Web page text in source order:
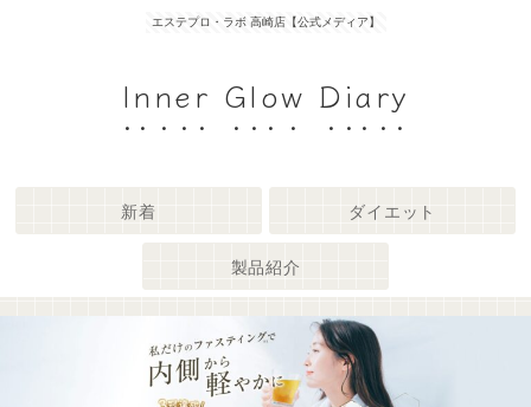
エステプロ・ラボ 高崎店【公式メディア】
Inner Glow Diary
新着 ダイエット
製品紹介